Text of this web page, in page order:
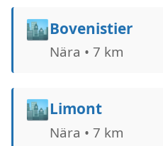
🏙️Bovenistier
Nära • 7 km
🏙️Limont
Nära • 7 km